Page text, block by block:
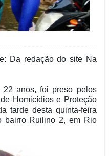
Da redação do site Na
22 anos, foi preso pelos
Homicídios e Proteção
tarde desta quinta-feira
bairro Ruilino 2, em Rio